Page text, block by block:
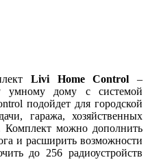
Livi Home Control –
умному дому с системой
подойдет для городской
гаража, хозяйственных
Комплект можно дополнить
и расширить возможности
до 256 радиоустройств